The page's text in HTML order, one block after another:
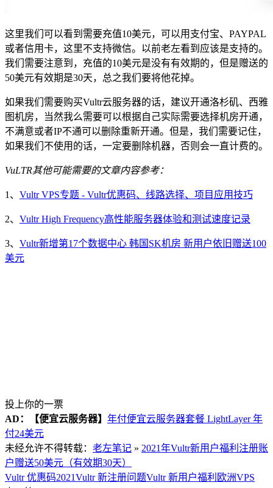
这里我们可以看到需要充值10美元，可以用支付宝、PAYPAL
或者信用卡，这里不支持微信。以前老左看到应该是支持的。
我们需要注意到，充值的10美元是没有有效期的，但是赠送的
50美元有效期是30天，总之我们要将他花掉。
如果我们需要购买Vultr云服务器的话，建议开通洛杉矶、西雅
图机房，当然我么需要可以根据自己实际需要选择机房开通，
不满意或者IP不通可以删除重新开通。但是，我们需要记住，
如果我们不使用的话，一定要删除机器，否则会一直计费的。
VuLTR其他可能需要的文章内容参考：
1、 Vultr VPS专题 - Vultr优惠码、线路选择、项目应用技巧
2、 Vultr High Frequency高性能服务器体验和测试速度记录
3、 Vultr新增第17个数据中心 韩国SK机房 新用户依旧赠送100
美元
投上你的一票
AD：
【便宜云服务器】 年付便宜云服务器套餐 LightLayer 年
付24美元
未经允许不得转载： 老左笔记 » 2021年Vultr新用户福利注册账
户赠送50美元（有效期30天）
Vultr 优惠码2021Vultr 新注册问题Vultr 新用户福利 欧洲VPS